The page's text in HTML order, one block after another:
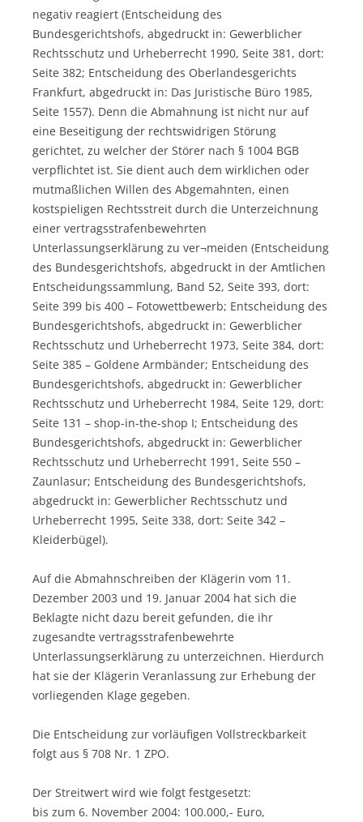
negativ reagiert (Entscheidung des
Bundesgerichtshofs, abgedruckt in: Gewerblicher
Rechtsschutz und Urheberrecht 1990, Seite 381, dort:
Seite 382; Entscheidung des Oberlandesgerichts
Frankfurt, abgedruckt in: Das Juristische Büro 1985,
Seite 1557). Denn die Abmahnung ist nicht nur auf
eine Beseitigung der rechtswidrigen Störung
gerichtet, zu welcher der Störer nach § 1004 BGB
verpflichtet ist. Sie dient auch dem wirklichen oder
mutmaßlichen Willen des Abgemahnten, einen
kostspieligen Rechtsstreit durch die Unterzeichnung
einer vertragsstrafenbewehrten
Unterlassungserklärung zu ver¬meiden (Entscheidung
des Bundesgerichtshofs, abgedruckt in der Amtlichen
Entscheidungssammlung, Band 52, Seite 393, dort:
Seite 399 bis 400 – Fotowettbewerb; Entscheidung des
Bundesgerichtshofs, abgedruckt in: Gewerblicher
Rechtsschutz und Urheberrecht 1973, Seite 384, dort:
Seite 385 – Goldene Armbänder; Entscheidung des
Bundesgerichtshofs, abgedruckt in: Gewerblicher
Rechtsschutz und Urheberrecht 1984, Seite 129, dort:
Seite 131 – shop-in-the-shop I; Entscheidung des
Bundesgerichtshofs, abgedruckt in: Gewerblicher
Rechtsschutz und Urheberrecht 1991, Seite 550 –
Zaunlasur; Entscheidung des Bundesgerichtshofs,
abgedruckt in: Gewerblicher Rechtsschutz und
Urheberrecht 1995, Seite 338, dort: Seite 342 –
Kleiderbügel).
Auf die Abmahnschreiben der Klägerin vom 11.
Dezember 2003 und 19. Januar 2004 hat sich die
Beklagte nicht dazu bereit gefunden, die ihr
zugesandte vertragsstrafenbewehrte
Unterlassungserklärung zu unterzeichnen. Hierdurch
hat sie der Klägerin Veranlassung zur Erhebung der
vorliegenden Klage gegeben.
Die Entscheidung zur vorläufigen Vollstreckbarkeit
folgt aus § 708 Nr. 1 ZPO.
Der Streitwert wird wie folgt festgesetzt:
bis zum 6. November 2004: 100.000,- Euro,